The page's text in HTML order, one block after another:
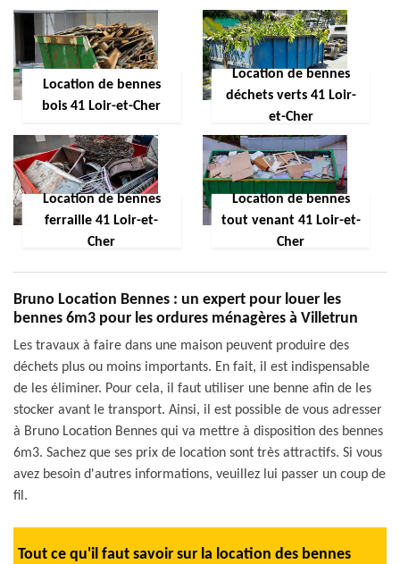
Location de bennes
bois 41 Loir-et-Cher
Location de bennes
déchets verts 41 Loir-
et-Cher
Location de bennes
ferraille 41 Loir-et-
Cher
Location de bennes
tout venant 41 Loir-et-
Cher
Bruno Location Bennes : un expert pour louer les
bennes 6m3 pour les ordures ménagères à Villetrun
Les travaux à faire dans une maison peuvent produire des
déchets plus ou moins importants. En fait, il est indispensable
de les éliminer. Pour cela, il faut utiliser une benne afin de les
stocker avant le transport. Ainsi, il est possible de vous adresser
à Bruno Location Bennes qui va mettre à disposition des bennes
6m3. Sachez que ses prix de location sont très attractifs. Si vous
avez besoin d'autres informations, veuillez lui passer un coup de
fil.
Tout ce qu'il faut savoir sur la location des bennes